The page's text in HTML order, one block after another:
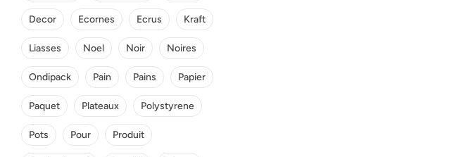
Decor Ecornes Ecrus Kraft
Liasses Noel Noir Noires
Ondipack Pain Pains Papier
Paquet Plateaux Polystyrene
Pots Pour Produit